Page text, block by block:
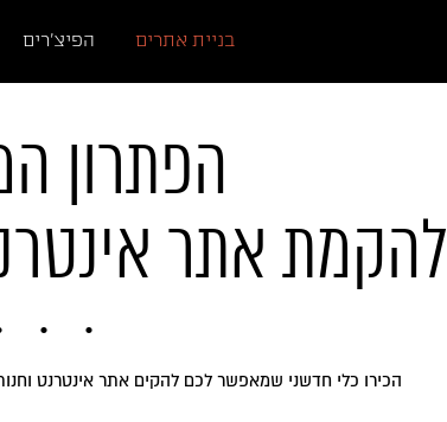
בניית אתרים הפיצ'רים
הפתרון
להקמת אתר
הכירו כלי חדשני שמאפשר לכם להקים אתר אינטרנט